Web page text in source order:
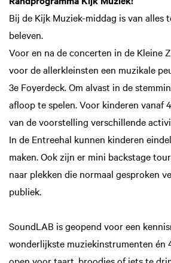
Bij de Kijk Muziek-middag is van alles
beleven.
Voor en na de concerten in de Kleine
voor de allerkleinsten een muzikale
3e Foyerdeck. Om alvast in de
afloop te spelen. Voor kinderen vanaf
van de voorstelling verschillende
In de Entreehal kunnen kinderen
maken. Ook zijn er mini backstage
naar plekken die normaal gesproken
publiek.
SoundLAB is geopend voor een
wonderlijkste muziekinstrumenten én